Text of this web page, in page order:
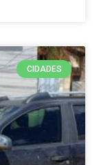
CIDADES